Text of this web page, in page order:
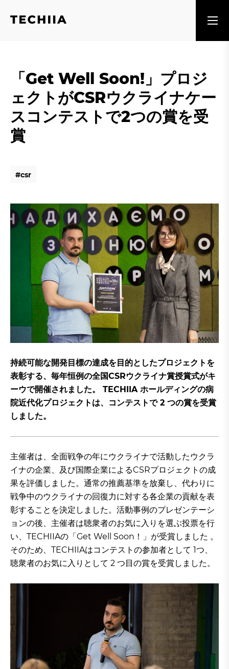
「Get Well Soon!」プロジ
ェクトがCSRウクライナケー
スコンテストで2つの賞を受
賞
#csr
持続可能な開発目標の達成を目的としたプロジェクトを
表彰する、毎年恒例の全国CSRウクライナ賞授賞式がキ
ーウで開催されました。 TECHIIA ホールディングの病
院近代化プロジェクトは、コンテストで 2 つの賞を受賞
しました。
主催者は、全面戦争の年にウクライナで活動したウクラ
イナの企業、及び国際企業によるCSRプロジェクトの成
果を評価しました。通常の推薦基準を放棄し、代わりに
戦争中のウクライナの回復力に対する各企業の貢献を表
彰することを決定しました。活動事例のプレゼンテーシ
ョンの後、主催者は聴衆者のお気に入りを選ぶ投票を行
い、TECHIIAの「Get Well Soon！」が受賞しました 。
そのため、TECHIIAはコンテストの参加者として 1つ、
聴衆者のお気に入りとして 2 つ目の賞を受賞しました。